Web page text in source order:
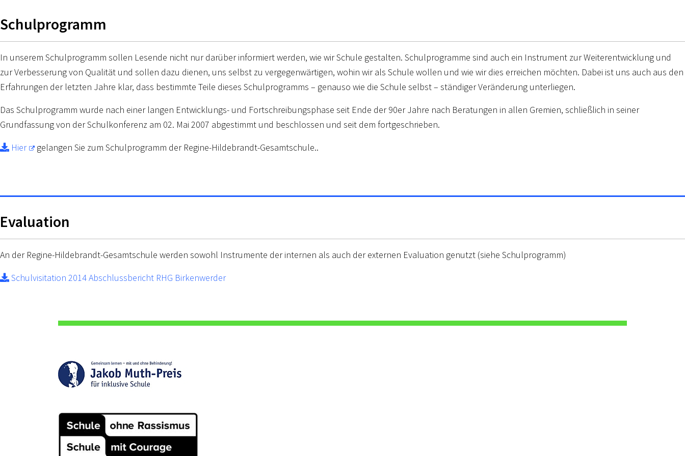
Schulprogramm
In unserem Schulprogramm sollen Lesende nicht nur darüber informiert werden, wie wir Schule gestalten. Schulprogramme sind auch ein Instrument zur Weiterentwicklung und
zur Verbesserung von Qualität und sollen dazu dienen, uns selbst zu vergegenwärtigen, wohin wir als Schule wollen und wie wir dies erreichen möchten. Dabei ist uns auch aus den
Erfahrungen der letzten Jahre klar, dass bestimmte Teile dieses Schulprogramms – genauso wie die Schule selbst – ständiger Veränderung unterliegen.
Das Schulprogramm wurde nach einer langen Entwicklungs- und Fortschreibungsphase seit Ende der 90er Jahre nach Beratungen in allen Gremien, schließlich in seiner
Grundfassung von der Schulkonferenz am 02. Mai 2007 abgestimmt und beschlossen und seit dem fortgeschrieben.
Hier
gelangen Sie zum Schulprogramm der Regine-Hildebrandt-Gesamtschule..
Evaluation
An der Regine-Hildebrandt-Gesamtschule werden sowohl Instrumente der internen als auch der externen Evaluation genutzt (siehe Schulprogramm)
Schulvisitation 2014 Abschlussbericht RHG Birkenwerder